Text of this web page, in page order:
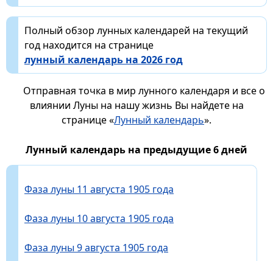
Полный обзор лунных календарей на текущий
год находится на странице
лунный календарь на 2026 год
Отправная точка в мир лунного календаря и все о
влиянии Луны на нашу жизнь Вы найдете на
странице «Лунный календарь».
Лунный календарь на предыдущие 6 дней
Фаза луны 11 августа 1905 года
Фаза луны 10 августа 1905 года
Фаза луны 9 августа 1905 года